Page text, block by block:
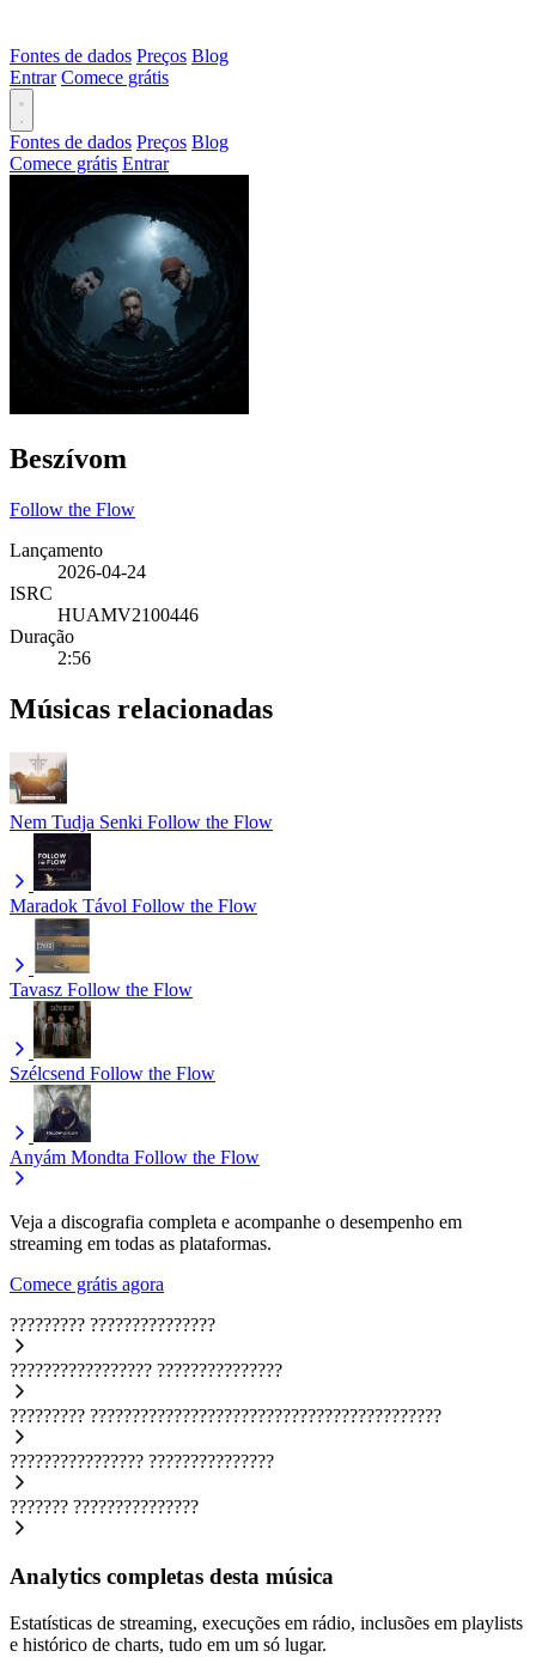
Fontes de dados Preços Blog
Entrar Comece grátis
Fontes de dados Preços Blog
Comece grátis Entrar
Beszívom
Follow the Flow
Lançamento
2026-04-24
ISRC
HUAMV2100446
Duração
2:56
Músicas relacionadas
Nem Tudja Senki Follow the Flow
Maradok Távol Follow the Flow
Tavasz Follow the Flow
Szélcsend Follow the Flow
Anyám Mondta Follow the Flow
Veja a discografia completa e acompanhe o desempenho em
streaming em todas as plataformas.
Comece grátis agora
????????? ???????????????
????????????????? ???????????????
????????? ??????????????????????????????????????????
???????????????? ???????????????
??????? ???????????????
Analytics completas desta música
Estatísticas de streaming, execuções em rádio, inclusões em playlists
e histórico de charts, tudo em um só lugar.